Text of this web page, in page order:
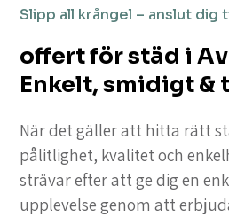
Slipp all krångel – anslut dig
offert för städ i
Enkelt, smidigt &
När det gäller att hitta rätt
pålitlighet, kvalitet och
strävar efter att ge dig en
upplevelse genom att